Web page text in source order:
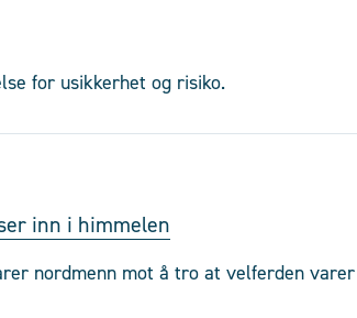
for usikkerhet og risiko.
inn i himmelen
nordmenn mot å tro at velferden varer